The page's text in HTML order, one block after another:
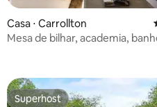
média de 5, 214
Casa ⋅ Carrollton
Mesa de bilhar, academia,
Superhost
Superhost